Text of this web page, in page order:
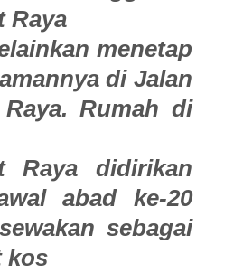
Raya
menetap
di Jalan
Raya. Rumah di
Raya didirikan
abad ke-20
sebagai
kos